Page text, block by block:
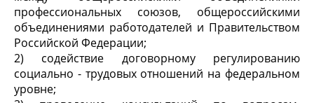
профессиональных союзов, общероссийскими
объединениями работодателей и Правительством
Российской Федерации;
2) содействие договорному регулированию
социально - трудовых отношений на федеральном
уровне;